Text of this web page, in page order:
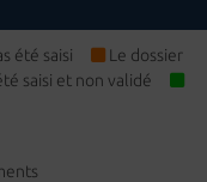
été saisi
Le dossier
saisi et non validé